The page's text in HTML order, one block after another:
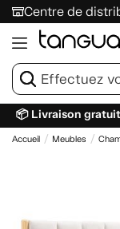
Centre de
📦 Livraison
Accueil Meubles